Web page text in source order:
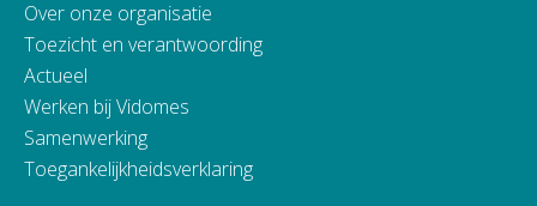
Over onze organisatie
Toezicht en verantwoording
Actueel
Werken bij Vidomes
Samenwerking
Toegankelijkheidsverklaring